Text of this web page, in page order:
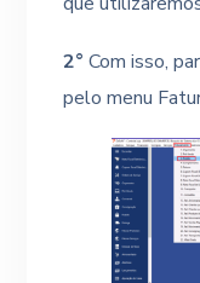
2° Com isso,
pelo menu